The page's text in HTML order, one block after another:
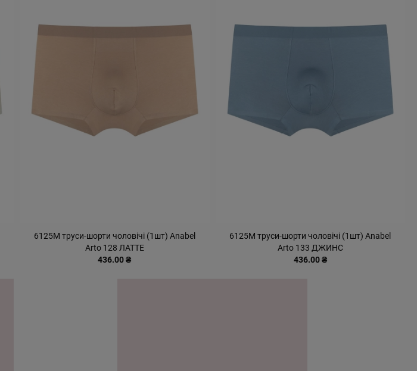
6125М труси-шорти чоловічі (1шт) Anabel
Arto 128 ЛАТТЕ
436.00 ₴
6125М труси-шорти чоловічі (1шт) Anabel
Arto 133 ДЖИНС
436.00 ₴